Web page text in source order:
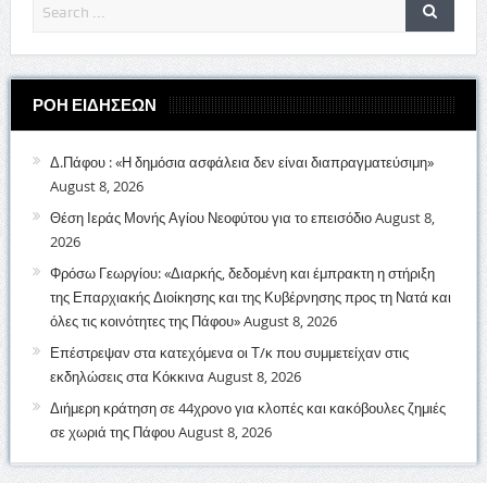
ΡΟΗ ΕΙΔΗΣΕΩΝ
Δ.Πάφου : «Η δημόσια ασφάλεια δεν είναι διαπραγματεύσιμη»
August 8, 2026
Θέση Ιεράς Μονής Αγίου Νεοφύτου για το επεισόδιοAugust 8,
2026
Φρόσω Γεωργίου: «Διαρκής, δεδομένη και έμπρακτη η στήριξη
της Επαρχιακής Διοίκησης και της Κυβέρνησης προς τη Νατά και
όλες τις κοινότητες της Πάφου»August 8, 2026
Επέστρεψαν στα κατεχόμενα οι Τ/κ που συμμετείχαν στις
εκδηλώσεις στα Κόκκινα August 8, 2026
Διήμερη κράτηση σε 44χρονο για κλοπές και κακόβουλες ζημιές
σε χωριά της ΠάφουAugust 8, 2026